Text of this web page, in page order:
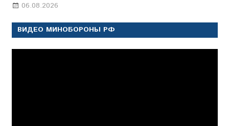
06.08.2026
ВИДЕО МИНОБОРОНЫ РФ